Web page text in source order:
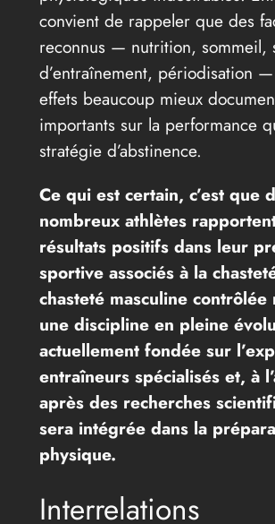
convient de rappeler que des
reconnus — nutrition, sommeil,
d’entraînement, périodisation
effets beaucoup mieux
importants sur la performance
stratégie d’abstinence.
Ce qui est certain, c’est que
nombreux athlètes
résultats positifs dans leur
sportive associés à la
chasteté masculine
une discipline en pleine
actuellement fondée sur
entraîneurs spécialisés et, à
après des recherches
sera intégrée dans la
physique.
Interrelations